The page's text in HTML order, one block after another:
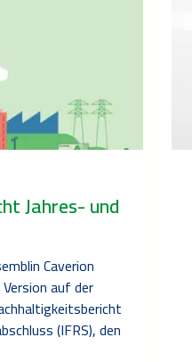
Jahres- und
Caverion
auf der
(IFRS), den